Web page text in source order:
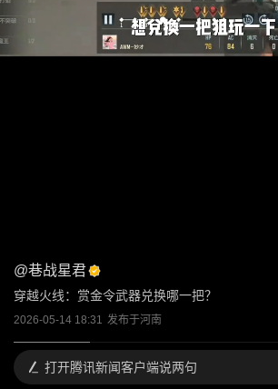
@巷战星君
穿越火线：赏金令武器兑换哪一把？
2026-05-14 18:31 发布于河南
打开腾讯新闻客户端说两句